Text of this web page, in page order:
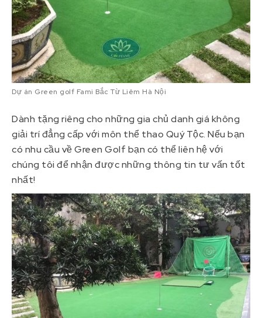
Dự án Green golf Fami Bắc Từ Liêm Hà Nội
Dành tặng riêng cho những gia chủ danh giá không
giải trí đẳng cấp với môn thể thao Quý Tộc. Nếu bạn
có nhu cầu về Green Golf bạn có thể liên hệ với
chúng tôi để nhận được những thông tin tư vấn tốt
nhất!